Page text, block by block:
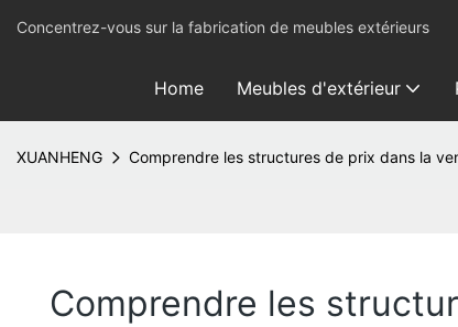
Concentrez-vous sur la fabrication de meubles extérieurs
Home Meubles d'extérieur
XUANHENG Comprendre les structures de prix dans la
Comprendre les